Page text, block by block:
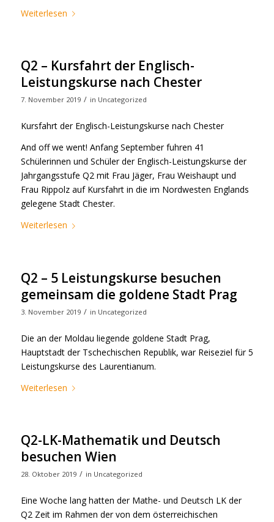
Weiterlesen
Q2 – Kursfahrt der Englisch-
Leistungskurse nach Chester
7. November 2019 / in Uncategorized
Kursfahrt der Englisch-Leistungskurse nach Chester
And off we went! Anfang September fuhren 41
Schülerinnen und Schüler der Englisch-Leistungskurse der
Jahrgangsstufe Q2 mit Frau Jäger, Frau Weishaupt und
Frau Rippolz auf Kursfahrt in die im Nordwesten Englands
gelegene Stadt Chester.
Weiterlesen
Q2 – 5 Leistungskurse besuchen
gemeinsam die goldene Stadt Prag
3. November 2019 / in Uncategorized
Die an der Moldau liegende goldene Stadt Prag,
Hauptstadt der Tschechischen Republik, war Reiseziel für 5
Leistungskurse des Laurentianum.
Weiterlesen
Q2-LK-Mathematik und Deutsch
besuchen Wien
28. Oktober 2019 / in Uncategorized
Eine Woche lang hatten der Mathe- und Deutsch LK der
Q2 Zeit im Rahmen der von dem österreichischen